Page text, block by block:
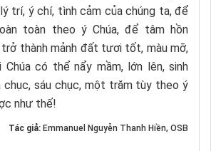
trí, ý chí, tình cảm của chúng ta, để
toàn theo ý Chúa, để tâm hồn
thành mảnh đất tươi tốt, màu mỡ,
Chúa có thể nẩy mầm, lớn lên, sinh
sáu chục, một trăm tùy theo ý
như thế!
Tác giả: Emmanuel Nguyễn Thanh Hiền, OSB